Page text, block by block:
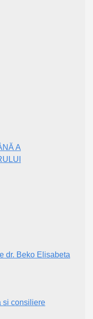
A
dr. Beko Elisabeta
si consiliere